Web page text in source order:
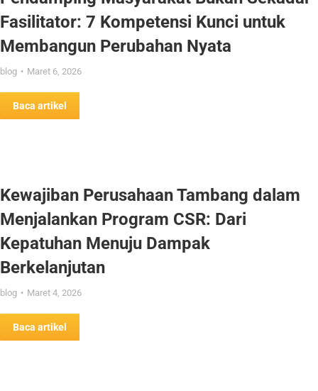
Fasilitator: 7 Kompetensi Kunci untuk
Membangun Perubahan Nyata
blog Maret 6, 2026
Baca artikel
Kewajiban Perusahaan Tambang dalam
Menjalankan Program CSR: Dari
Kepatuhan Menuju Dampak
Berkelanjutan
blog Maret 4, 2026
Baca artikel